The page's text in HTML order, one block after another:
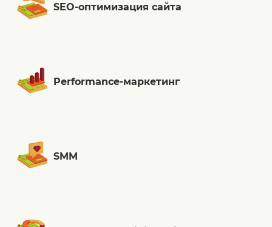
SEO-оптимизация сайта
Performance-маркетинг
SMM